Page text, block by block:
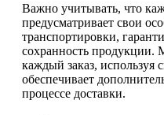
Важно учитывать, что
предусматривает свои
транспортировки,
сохранность продукции.
каждый заказ, используя
обеспечивает
процессе доставки.